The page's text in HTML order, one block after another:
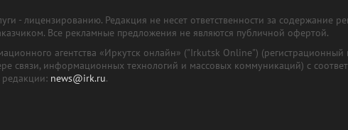
- лицензированию. Редакция не несет ответственности за содержание
Все рекламные предложения не являются публичной офертой.
агентства «Иркутск онлайн» ("Irkutsk Online")
связи, информационных технологий и массовых коммуникаций) с
news@irk.ru.